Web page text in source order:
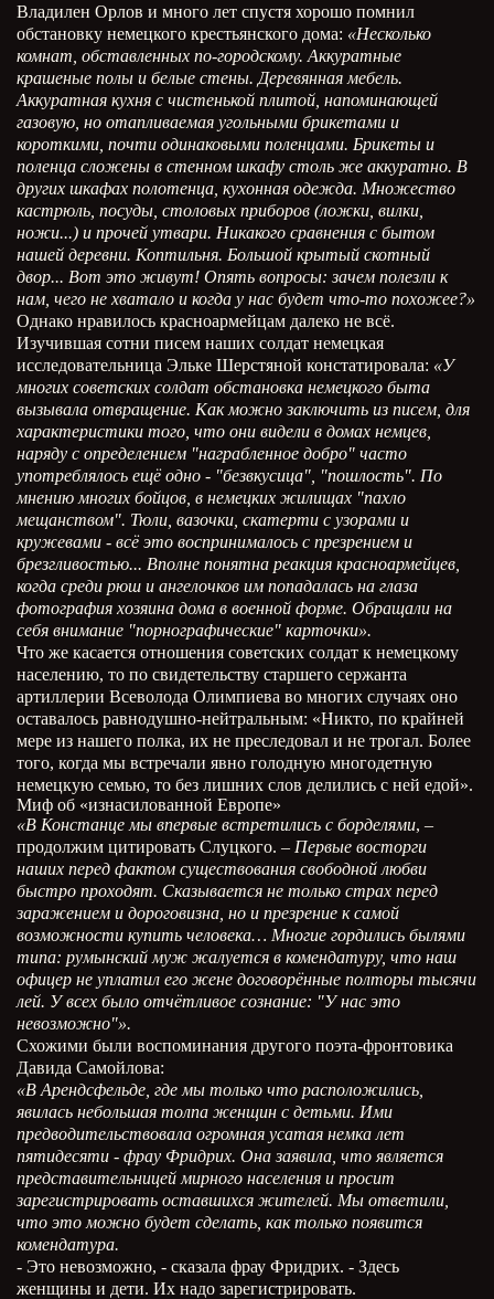
Владилен Орлов и много лет спустя хорошо помнил
обстановку немецкого крестьянского дома: «Несколько
комнат, обставленных по-городскому. Аккуратные
крашеные полы и белые стены. Деревянная мебель.
Аккуратная кухня с чистенькой плитой, напоминающей
газовую, но отапливаемая угольными брикетами и
короткими, почти одинаковыми поленцами. Брикеты и
поленца сложены в стенном шкафу столь же аккуратно. В
других шкафах полотенца, кухонная одежда. Множество
кастрюль, посуды, столовых приборов (ложки, вилки,
ножи...) и прочей утвари. Никакого сравнения с бытом
нашей деревни. Коптильня. Большой крытый скотный
двор... Вот это живут! Опять вопросы: зачем полезли к
нам, чего не хватало и когда у нас будет что-то похожее?»
Однако нравилось красноармейцам далеко не всё.
Изучившая сотни писем наших солдат немецкая
исследовательница Эльке Шерстяной констатировала: «У
многих советских солдат обстановка немецкого быта
вызывала отвращение. Как можно заключить из писем, для
характеристики того, что они видели в домах немцев,
наряду с определением "награбленное добро" часто
употреблялось ещё одно - "безвкусица", "пошлость". По
мнению многих бойцов, в немецких жилищах "пахло
мещанством". Тюли, вазочки, скатерти с узорами и
кружевами - всё это воспринималось с презрением и
брезгливостью... Вполне понятна реакция красноармейцев,
когда среди рюш и ангелочков им попадалась на глаза
фотография хозяина дома в военной форме. Обращали на
себя внимание "порнографические" карточки».
Что же касается отношения советских солдат к немецкому
населению, то по свидетельству старшего сержанта
артиллерии Всеволода Олимпиева во многих случаях оно
оставалось равнодушно-нейтральным: «Никто, по крайней
мере из нашего полка, их не преследовал и не трогал. Более
того, когда мы встречали явно голодную многодетную
немецкую семью, то без лишних слов делились с ней едой».
Миф об «изнасилованной Европе»
«В Констанце мы впервые встретились с борделями, –
продолжим цитировать Слуцкого. – Первые восторги
наших перед фактом существования свободной любви
быстро проходят. Сказывается не только страх перед
заражением и дороговизна, но и презрение к самой
возможности купить человека… Многие гордились былями
типа: румынский муж жалуется в комендатуру, что наш
офицер не уплатил его жене договорённые полторы тысячи
лей. У всех было отчётливое сознание: "У нас это
невозможно"».
Схожими были воспоминания другого поэта-фронтовика
Давида Самойлова:
«В Арендсфельде, где мы только что расположились,
явилась небольшая толпа женщин с детьми. Ими
предводительствовала огромная усатая немка лет
пятидесяти - фрау Фридрих. Она заявила, что является
представительницей мирного населения и просит
зарегистрировать оставшихся жителей. Мы ответили,
что это можно будет сделать, как только появится
комендатура.
- Это невозможно, - сказала фрау Фридрих. - Здесь
женщины и дети. Их надо зарегистрировать.